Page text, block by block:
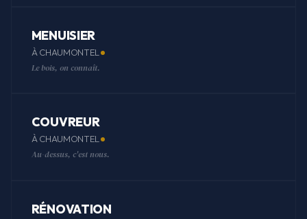
MENUISIER
À CHAUMONTEL
Le bois, on connaît.
COUVREUR
À CHAUMONTEL
Au-dessus, c'est nous.
RÉNOVATION